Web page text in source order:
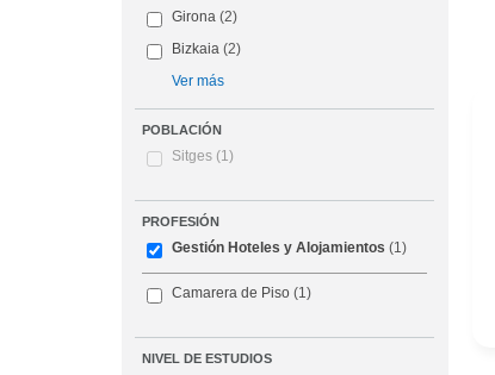
Girona (2)
Bizkaia (2)
Ver más
POBLACIÓN
Sitges (1)
PROFESIÓN
Gestión Hoteles y Alojamientos (1)
Camarera de Piso (1)
NIVEL DE ESTUDIOS